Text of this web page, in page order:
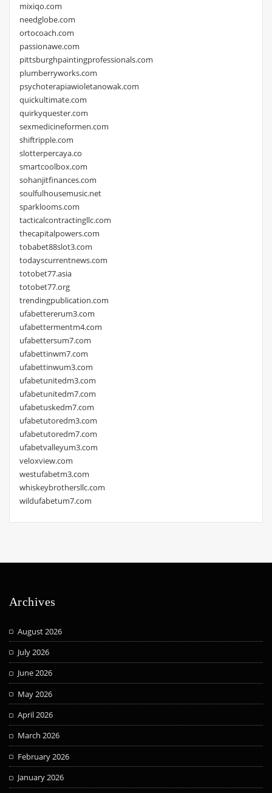
mixiqo.com
needglobe.com
ortocoach.com
passionawe.com
pittsburghpaintingprofessionals.com
plumberryworks.com
psychoterapiawioletanowak.com
quickultimate.com
quirkyquester.com
sexmedicineformen.com
shiftripple.com
slotterpercaya.co
smartcoolbox.com
sohanjitfinances.com
soulfulhousemusic.net
sparklooms.com
tacticalcontractingllc.com
thecapitalpowers.com
tobabet88slot3.com
todayscurrentnews.com
totobet77.asia
totobet77.org
trendingpublication.com
ufabettererum3.com
ufabettermentm4.com
ufabettersum7.com
ufabettinwm7.com
ufabettinwum3.com
ufabetunitedm3.com
ufabetunitedm7.com
ufabetuskedm7.com
ufabetutoredm3.com
ufabetutoredm7.com
ufabetvalleyum3.com
veloxview.com
westufabetm3.com
whiskeybrothersllc.com
wildufabetum7.com
Archives
August 2026
July 2026
June 2026
May 2026
April 2026
March 2026
February 2026
January 2026